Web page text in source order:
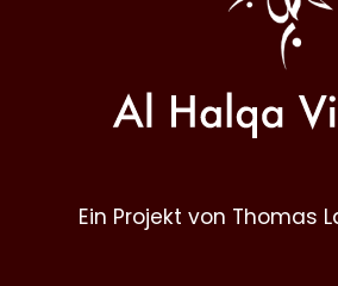
Ein Projekt von Thomas